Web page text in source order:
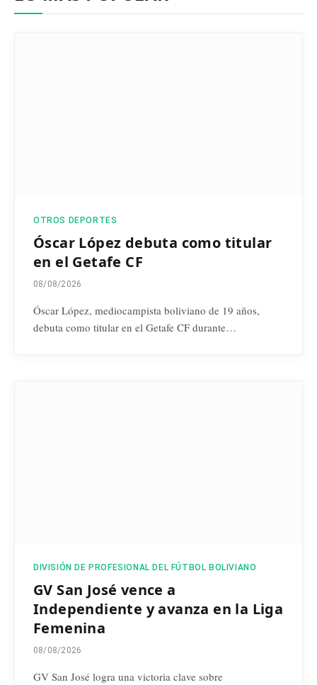
OTROS DEPORTES
Óscar López debuta como titular
en el Getafe CF
08/08/2026
Óscar López, mediocampista boliviano de 19 años,
debuta como titular en el Getafe CF durante…
DIVISIÓN DE PROFESIONAL DEL FÚTBOL BOLIVIANO
GV San José vence a
Independiente y avanza en la Liga
Femenina
08/08/2026
GV San José logra una victoria clave sobre